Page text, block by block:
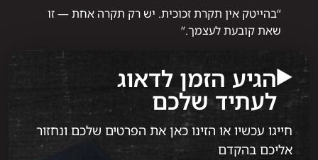
“בהייטק אין תקרת זכוכית. יש רק תקרה אחת — זו
שאת קובעת לעצמך.”
הגיע הזמן לדאוג
לעתיד שלכם
חייגו עכשיו או הזינו כאן את הפרטים שלכם ונחזור
אליכם בהקדם